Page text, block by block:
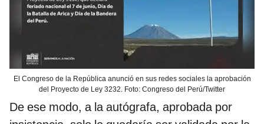
El Congreso de la República anunció en sus redes sociales la aprobación
del Proyecto de Ley 3232. Foto: Congreso del Perú/Twitter
De ese modo, a la autógrafa, aprobada por